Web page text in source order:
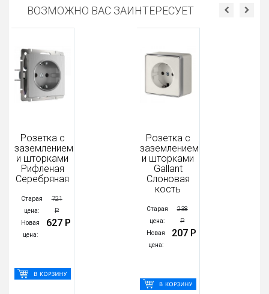
ВОЗМОЖНО ВАС ЗАИНТЕРЕСУЕТ
Розетка с
заземлением
и шторками
Рифленая
Серебряная
Старая
цена:
721
Р
Новая
цена:
627 Р
Розетка с
заземлением
и шторками
Gallant
Слоновая
кость
Старая
цена:
238
Р
Новая
цена:
207 Р